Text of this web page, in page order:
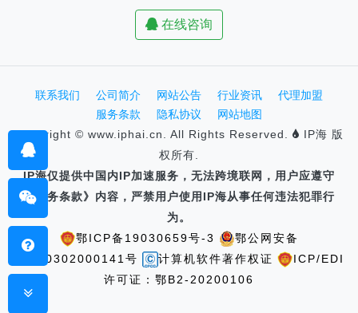
在线咨询
联系我们 公司简介 网站公告 行业资讯
代理加盟
服务条款
隐私协议
网站地图
Copyright © www.iphai.cn. All Rights Reserved.
IP海 版
权所有.
IP海仅提供中国内IP加速服务，无法跨境联网，用户应遵守
《服务条款》内容，严禁用户使用IP海从事任何违法犯罪行
为。
鄂ICP备19030659号-3
鄂公网安备
42100302000141号
计算机软件著作权证
ICP/EDI
许可证：鄂B2-20200106